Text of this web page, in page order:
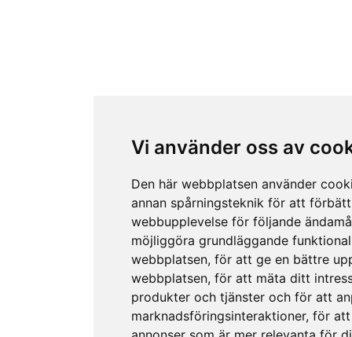
Vi använder oss av
Den här webbplatsen använder
annan spårningsteknik för att
webbupplevelse för följande
möjliggöra grundläggande
webbplatsen, för att ge en bättre
webbplatsen, för att mäta ditt
produkter och tjänster och för att
marknadsföringsinteraktioner, för att